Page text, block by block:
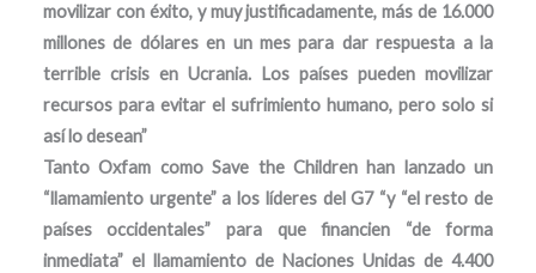
movilizar con éxito, y muy justificadamente, más de 16.000
millones de dólares en un mes para dar respuesta a la
terrible crisis en Ucrania. Los países pueden movilizar
recursos para evitar el sufrimiento humano, pero solo si
así lo desean”
Tanto Oxfam como Save the Children han lanzado un
“llamamiento urgente” a los líderes del G7 “y “el resto de
países occidentales” para que financien “de forma
inmediata” el llamamiento de Naciones Unidas de 4.400